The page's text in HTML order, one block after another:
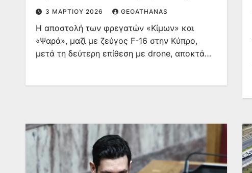
3 ΜΑΡΤΊΟΥ 2026 GEOATHANAS
Η αποστολή των φρεγατών «Κίμων» και
«Ψαρά», μαζί με ζεύγος F-16 στην Κύπρο,
μετά τη δεύτερη επίθεση με drone, αποκτά…